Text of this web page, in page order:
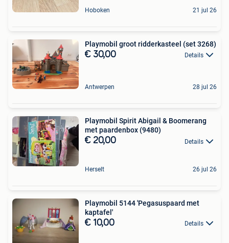
Hoboken 21 jul 26
Playmobil groot ridderkasteel (set 3268)
€ 30,00 Details
Antwerpen 28 jul 26
Playmobil Spirit Abigail & Boomerang
met paardenbox (9480)
€ 20,00 Details
Herselt 26 jul 26
Playmobil 5144 'Pegasuspaard met
kaptafel'
€ 10,00 Details